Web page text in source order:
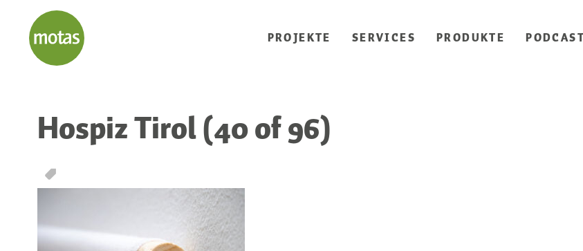
PROJEKTE SERVICES PRODUKTE PODCAST
Hospiz Tirol (40 of 96)
T